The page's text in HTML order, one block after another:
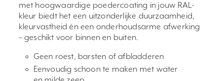
met hoogwaardige poedercoating in jouw RAL-
kleur biedt het een uitzonderlijke duurzaamheid,
kleurvastheid én een onderhoudsarme afwerking
– geschikt voor binnen en buiten.
Geen roest, barsten of afbladderen
Eenvoudig schoon te maken met water